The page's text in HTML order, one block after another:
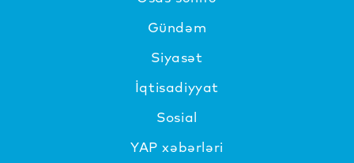
Gündəm
Siyasət
İqtisadiyyat
Sosial
YAP xəbərləri